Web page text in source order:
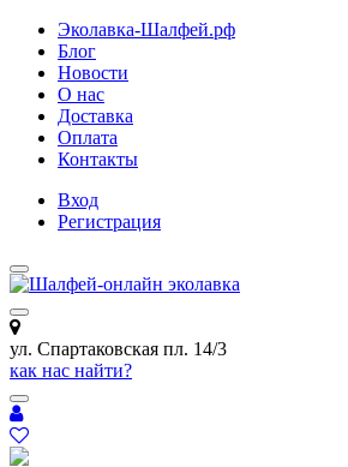
Эколавка-Шалфей.рф
Блог
Новости
О нас
Доставка
Оплата
Контакты
Вход
Регистрация
ул. Спартаковская пл. 14/3
как нас найти?